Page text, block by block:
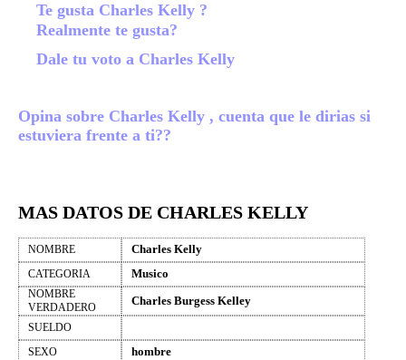
Te gusta Charles Kelly ?
Realmente te gusta?
Dale tu voto a Charles Kelly
Opina sobre Charles Kelly , cuenta que le dirias si
estuviera frente a ti??
MAS DATOS DE CHARLES KELLY
NOMBRE Charles Kelly
CATEGORIA Musico
NOMBRE
VERDADERO
Charles Burgess Kelley
SUELDO
SEXO
hombre